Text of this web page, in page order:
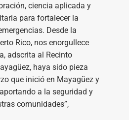
ciencia aplicada y
para fortalecer la
Desde la
Rico, nos enorgullece
adscrita al Recinto
haya sido pieza
que inició en Mayagüez y
a la seguridad y
comunidades”,